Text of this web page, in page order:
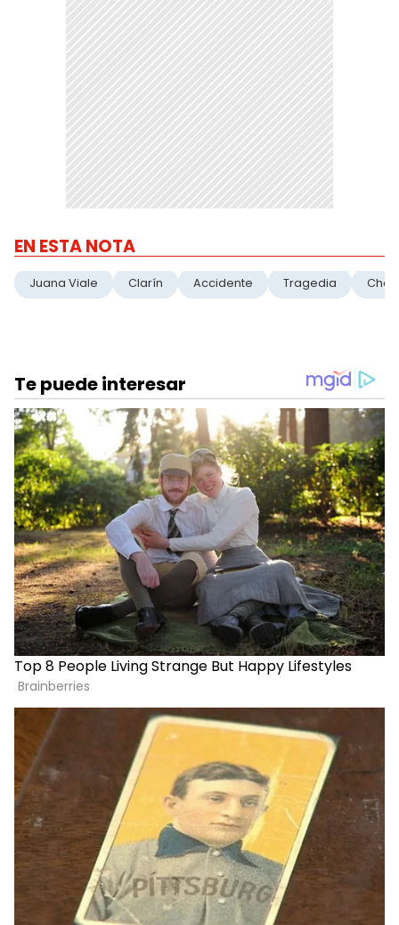
EN ESTA NOTA
Juana Viale Clarín Accidente Tragedia